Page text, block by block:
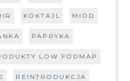
KOKTAJL MIÓD
PAPRYKA
LOW FODMAP
REINTRODUKCJA